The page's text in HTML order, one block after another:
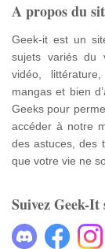
A propos du
Geek-it est un
sujets variés du
vidéo,
mangas et bien
Geeks pour
accéder à notre
des astuces, des
que votre vie ne
Suivez Geek-It